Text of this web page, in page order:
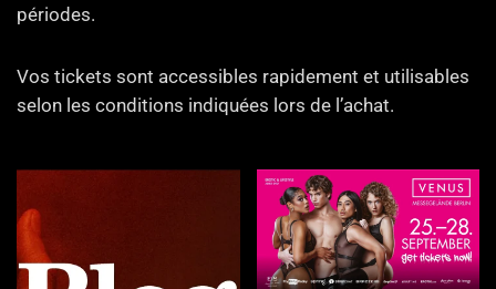
périodes.
Vos tickets sont accessibles rapidement et utilisables
selon les conditions indiquées lors de l’achat.